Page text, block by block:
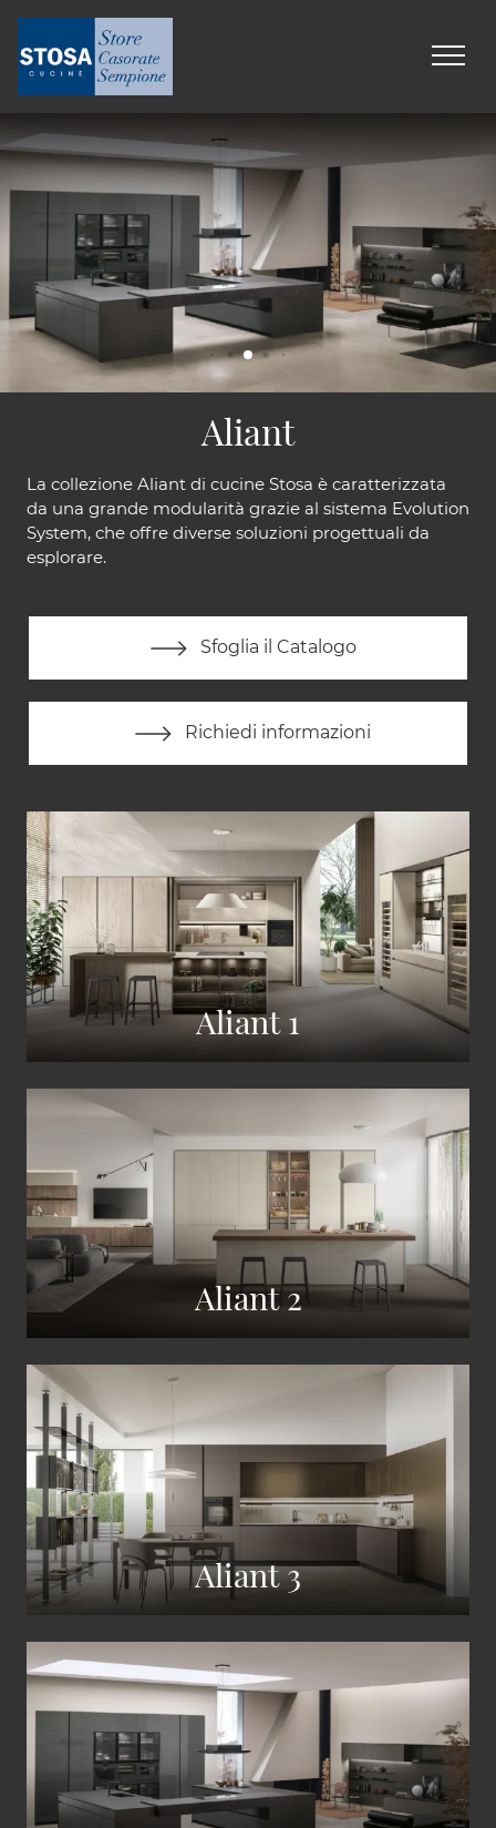
Aliant 1
Aliant 2
Aliant 3
Aliant
La collezione Aliant di cucine Stosa è caratterizzata
da una grande modularità grazie al sistema Evolution
System, che offre diverse soluzioni progettuali da
esplorare.
Sfoglia il Catalogo
Richiedi informazioni